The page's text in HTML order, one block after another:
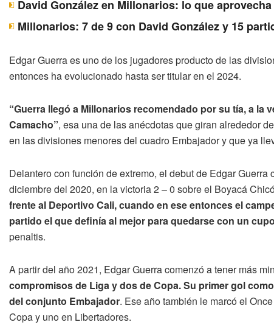
David González en Millonarios: lo que
Millonarios: 7 de 9 con David González y 15
Edgar Guerra es uno de los jugadores producto de las
entonces ha evolucionado hasta ser titular en el 2024.
“Guerra llegó a Millonarios recomendado por su tía, a la
Camacho”, esa una de las anécdotas que giran alrededor
en las divisiones menores del cuadro Embajador y que ya
Delantero con función de extremo, el debut de Edgar
diciembre del 2020, en la victoria 2 – 0 sobre el Boyacá
frente al Deportivo Cali, cuando en ese entonces el
partido el que definía al mejor para quedarse con un
penaltis.
A partir del año 2021, Edgar Guerra comenzó a tener más
compromisos de Liga y dos de Copa. Su primer gol
del conjunto Embajador. Ese año también le marcó el
Copa y uno en Libertadores.